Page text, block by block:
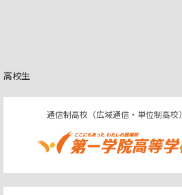
高校生
通信制高校（広域通信・単位制高校）